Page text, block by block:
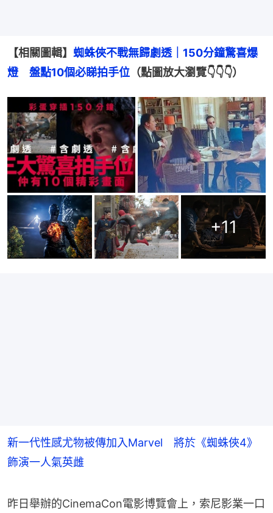
【相關圖輯】 蜘蛛俠不戰無歸劇透｜150分鐘驚喜爆
燈　盤點10個必睇拍手位 （點圖放大瀏覽👇👇👇）
+11
新一代性感尤物被傳加入Marvel 將於《蜘蛛俠4》
飾演一人氣英雌
昨日舉辦的CinemaCon電影博覽會上，索尼影業一口